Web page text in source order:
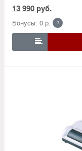
13 990 руб.
Бонусы: 0 р. ?
